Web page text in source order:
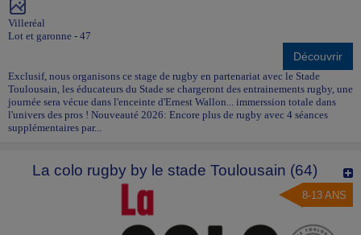
Villeréal
Lot et garonne - 47
Découvrir
Exclusif, nous organisons ce stage de rugby en partenariat avec le Stade
Toulousain, les éducateurs du Stade se chargeront des entrainements rugby, une
journée sera vécue dans l'enceinte d'Ernest Wallon... immerssion totale dans
l'univers des pros ! Nouveauté 2026: Encore plus de rugby avec 4 séances
supplémentaires par...
La colo rugby by le stade Toulousain (64)
8-13 ANS